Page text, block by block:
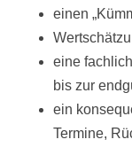
einen
eine
bis zur
ein
Termine,